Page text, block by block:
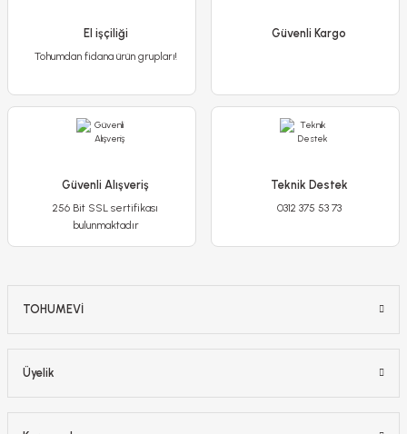
Detaylı İncele Detaylı İncele
Enginar Tohumu Geleneksel– Cynara Scolymus
El işçiliği
Tohumdan fidana ürün grupları!
Güvenli Kargo
Güvenli Alışveriş
256 Bit SSL sertifikası
bulunmaktadır
Teknik Destek
0312 375 53 73
TOHUMEVİ
Üyelik